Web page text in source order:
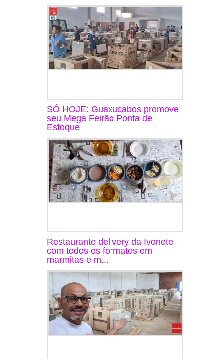
SÓ HOJE: Guaxucabos promove
seu Mega Feirão Ponta de
Estoque
Restaurante delivery da Ivonete
com todos os formatos em
marmitas e m...